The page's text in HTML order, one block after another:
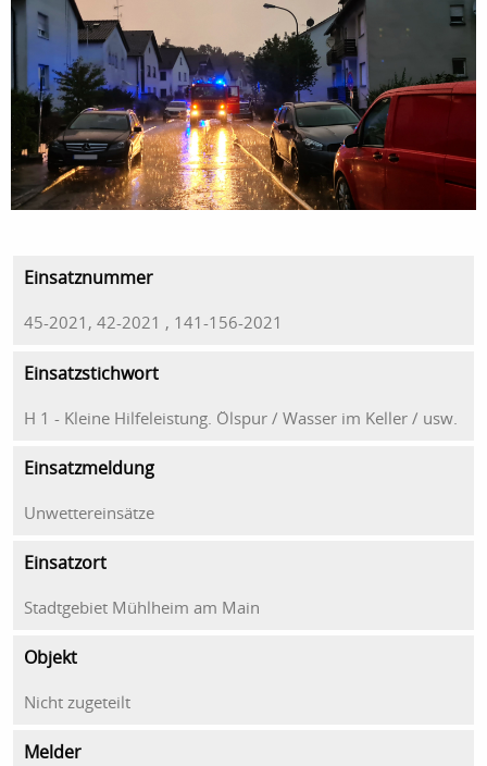
Einsatznummer
45-2021, 42-2021 , 141-156-2021
Einsatzstichwort
H 1 - Kleine Hilfeleistung. Ölspur / Wasser im Keller / usw.
Einsatzmeldung
Unwettereinsätze
Einsatzort
Stadtgebiet Mühlheim am Main
Objekt
Nicht zugeteilt
Melder